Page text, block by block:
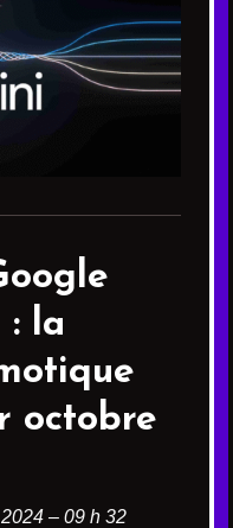
: la
octobre
– 09 h 32